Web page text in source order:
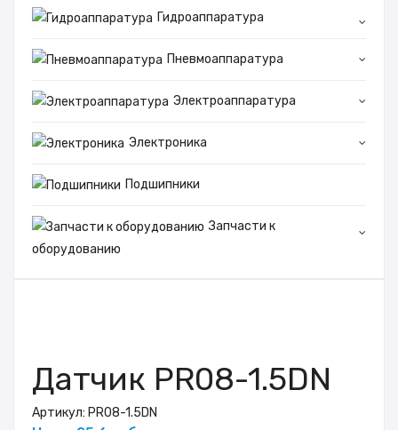
Датчик PR08-1.5DN
Артикул: PR08-1.5DN
Гидроаппаратура
Пневмоаппаратура
Электроаппаратура
Электроника
Подшипники
Запчасти к
оборудованию